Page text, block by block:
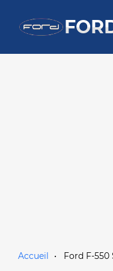
Accueil Ford F-